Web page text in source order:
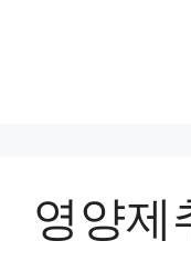
영양제